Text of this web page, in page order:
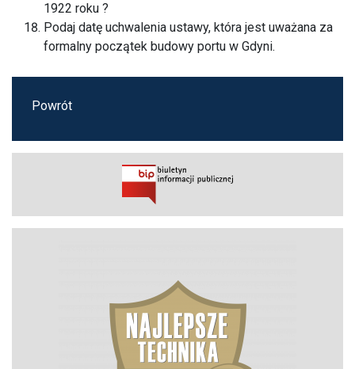
1922 roku ?
Podaj datę uchwalenia ustawy, która jest uważana za
formalny początek budowy portu w Gdyni.
Powrót